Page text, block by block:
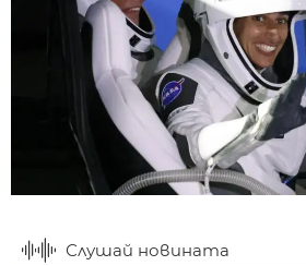
Слушай новината